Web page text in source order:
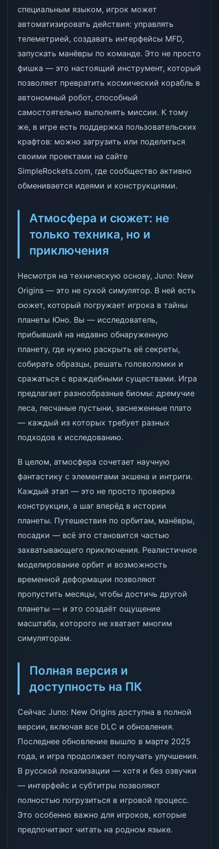
специальным языком, игрок может
автоматизировать действия: управлять
телеметрией, создавать интерфейсы MFD,
запускать манёвры по команде. Это не просто
фишка — это настоящий инструмент, который
позволяет превратить космический корабль в
автономный робот, способный
самостоятельно выполнять миссии. К тому
же, в игре есть поддержка пользовательских
крафтов: можно загрузить или поделиться
своими проектами на сайте
SimpleRockets.com, где сообщество активно
обменивается идеями и конструкциями.
Атмосфера и сюжет: не
только техника, но и
приключения
Несмотря на техническую основу, Juno: New
Origins — это не сухой симулятор. В ней есть
сюжет, который погружает игрока в тайны
планеты Юно. Вы — исследователь,
прибывший на недавно обнаруженную
планету, где нужно раскрыть её секреты,
собирать образцы, решать головоломки и
сражаться с враждебными существами. Игра
предлагает разнообразные биомы: дремучие
леса, песчаные пустыни, заснеженные плато
— каждый из которых требует разных
подходов к исследованию.
В целом, атмосфера сочетает научную
фантастику с элементами экшена и интриги.
Каждый этап — это не просто проверка
конструкции, а шаг вперёд в истории
планеты. Путешествия по орбитам, манёвры,
посадки — всё это становится частью
захватывающего приключения. Реалистичное
моделирование орбит и возможность
временной деформации позволяют
пропустить месяцы, чтобы достичь другой
планеты — и это создаёт ощущение
масштаба, которого не хватает многим
симуляторам.
Полная версия и
доступность на ПК
Сейчас Juno: New Origins доступна в полной
версии, включая все DLC и обновления.
Последнее обновление вышло в марте 2025
года, и игра продолжает получать улучшения.
В русской локализации — хотя и без озвучки
— интерфейс и субтитры позволяют
полностью погрузиться в игровой процесс.
Это особенно важно для игроков, которые
предпочитают читать на родном языке.